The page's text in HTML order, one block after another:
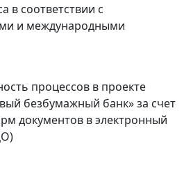
в соответствии с
и международными
процессов в проекте
безбумажный банк» за счет
документов в электронный